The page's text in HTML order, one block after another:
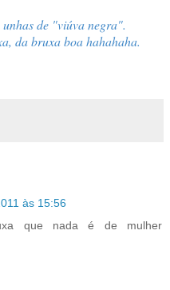
de "viúva negra".
da bruxa boa hahahaha.
às 15:56
que nada é de mulher